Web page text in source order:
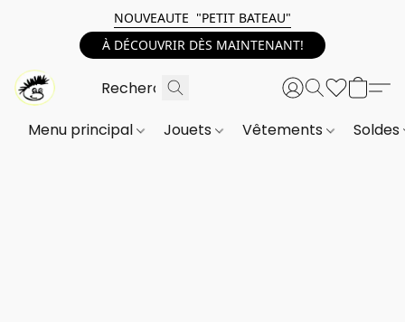
NOUVEAUTE "PETIT BATEAU"
À DÉCOUVRIR DÈS MAINTENANT!
Menu principal Jouets Vêtements Soldes